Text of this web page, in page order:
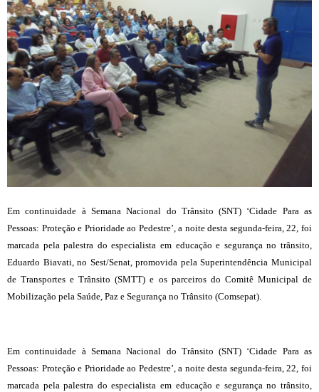
Em continuidade à Semana Nacional do Trânsito (SNT) ‘Cidade Para as
Pessoas: Proteção e Prioridade ao Pedestre’, a noite desta segunda-feira, 22, foi
marcada pela palestra do especialista em educação e segurança no trânsito,
Eduardo Biavati, no Sest/Senat, promovida pela Superintendência Municipal
de Transportes e Trânsito (SMTT) e os parceiros do Comitê Municipal de
Mobilização pela Saúde, Paz e Segurança no Trânsito (Comsepat).
Em continuidade à Semana Nacional do Trânsito (SNT) ‘Cidade Para as
Pessoas: Proteção e Prioridade ao Pedestre’, a noite desta segunda-feira, 22, foi
marcada pela palestra do especialista em educação e segurança no trânsito,